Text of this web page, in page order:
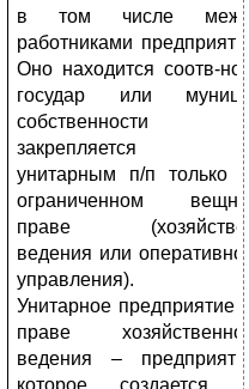
в том числе
работниками
Оно находится соотв-но
государ или
собственности
закрепляется
унитарным п/п только
ограниченном
праве
ведения или
управления).
Унитарное предприятие
праве
ведения –